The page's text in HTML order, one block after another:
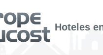
Hoteles